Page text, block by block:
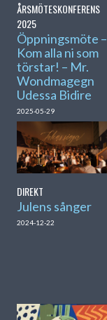
ÅRSMÖTESKONFERENS
2025
Öppningsmöte –
Kom alla ni som
törstar! – Mr.
Wondmagegn
Udessa Bidire
2025-05-29
DIREKT
Julens sånger
2024-12-22